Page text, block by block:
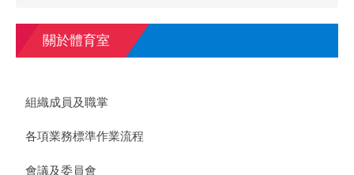
關於體育室
組織成員及職掌
各項業務標準作業流程
會議及委員會